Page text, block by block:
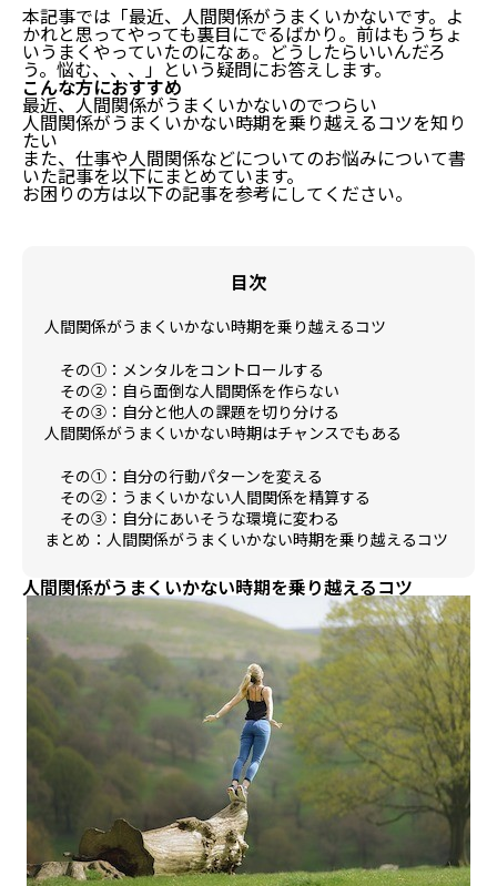
本記事では「最近、人間関係がうまくいかないです。よ
かれと思ってやっても裏目にでるばかり。前はもうちょ
いうまくやっていたのになぁ。どうしたらいいんだろ
う。悩む、、、」という疑問にお答えします。
こんな方におすすめ
最近、人間関係がうまくいかないのでつらい
人間関係がうまくいかない時期を乗り越えるコツを知り
たい
また、仕事や人間関係などについてのお悩みについて書
いた記事を以下にまとめています。
お困りの方は以下の記事を参考にしてください。
目次
人間関係がうまくいかない時期を乗り越えるコツ
その①：メンタルをコントロールする
その②：自ら面倒な人間関係を作らない
その③：自分と他人の課題を切り分ける
人間関係がうまくいかない時期はチャンスでもある
その①：自分の行動パターンを変える
その②：うまくいかない人間関係を精算する
その③：自分にあいそうな環境に変わる
まとめ：人間関係がうまくいかない時期を乗り越えるコツ
人間関係がうまくいかない時期を乗り越えるコツ